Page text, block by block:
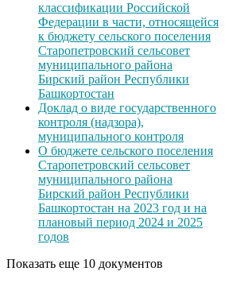
классификации Российской
Федерации в части, относящейся
к бюджету сельского поселения
Старопетровский сельсовет
муниципального района
Бирский район Республики
Башкортостан
Доклад о виде государственного
контроля (надзора),
муниципального контроля
О бюджете сельского поселения
Старопетровский сельсовет
муниципального района
Бирский район Республики
Башкортостан на 2023 год и на
плановый период 2024 и 2025
годов
Показать еще 10 документов